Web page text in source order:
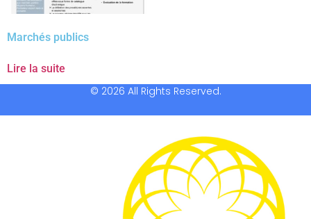
Marchés publics
Lire la suite
© 2026 All Rights Reserved.